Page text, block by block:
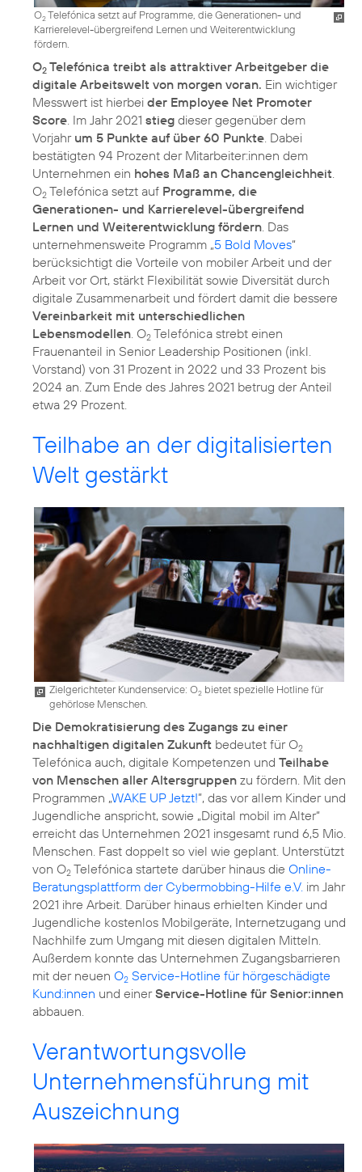
O2Telefónica setzt auf Programme, die Generationen- und
Karrierelevel-übergreifend Lernen und Weiterentwicklung
fördern.
O2 Telefónica treibt als attraktiver Arbeitgeber die
digitale Arbeitswelt von morgen voran. Ein wichtiger
Messwert ist hierbei der Employee Net Promoter
Score . Im Jahr 2021 stieg dieser gegenüber dem
Vorjahr um 5 Punkte auf über 60 Punkte . Dabei
bestätigten 94 Prozent der Mitarbeiter:innen dem
Unternehmen ein hohes Maß an Chancengleichheit
O2 Telefónica setzt auf Programme, die
Generationen- und Karrierelevel-übergreifend
Lernen und Weiterentwicklung fördern . Das
unternehmensweite Programm „5 Bold Moves“
berücksichtigt die Vorteile von mobiler Arbeit und der
Arbeit vor Ort, stärkt Flexibilität sowie Diversität durch
digitale Zusammenarbeit und fördert damit die bessere
Vereinbarkeit mit unterschiedlichen
Lebensmodellen . O2 Telefónica strebt einen
Frauenanteil in Senior Leadership Positionen (inkl.
Vorstand) von 31 Prozent in 2022 und 33 Prozent bis
2024 an. Zum Ende des Jahres 2021 betrug der Anteil
etwa 29 Prozent.
Teilhabe an der digitalisierten
Welt gestärkt
Zielgerichteter Kundenservice: O2 bietet spezielle Hotline für
gehörlose Menschen.
Die Demokratisierung des Zugangs zu einer
nachhaltigen digitalen Zukunft bedeutet für O2
Telefónica auch, digitale Kompetenzen und Teilhabe
von Menschen aller Altersgruppen zu fördern. Mit den
Programmen „WAKE UP Jetzt!”, das vor allem Kinder und
Jugendliche anspricht, sowie „Digital mobil im Alter“
erreicht das Unternehmen 2021 insgesamt rund 6,5 Mio.
Menschen. Fast doppelt so viel wie geplant. Unterstützt
von O2 Telefónica startete darüber hinaus die Online-
Beratungsplattform der Cybermobbing-Hilfe e.V. im Jahr
2021 ihre Arbeit. Darüber hinaus erhielten Kinder und
Jugendliche kostenlos Mobilgeräte, Internetzugang und
Nachhilfe zum Umgang mit diesen digitalen Mitteln.
Außerdem konnte das Unternehmen Zugangsbarrieren
mit der neuen O2 Service-Hotline für hörgeschädigte
Kund:innen und einerService-Hotline für Senior:innen
abbauen.
Verantwortungsvolle
Unternehmensführung mit
Auszeichnung